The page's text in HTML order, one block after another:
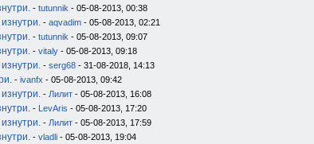
- tutunnik - 05-08-2013, 00:38
- aqvadim - 05-08-2013, 02:21
- tutunnik - 05-08-2013, 09:07
- vitaly - 05-08-2013, 09:18
- serg68 - 31-08-2018, 14:13
- ivanfx - 05-08-2013, 09:42
- Лилит - 05-08-2013, 16:08
- LevAris - 05-08-2013, 17:20
- Лилит - 05-08-2013, 17:59
- vladli - 05-08-2013, 19:04